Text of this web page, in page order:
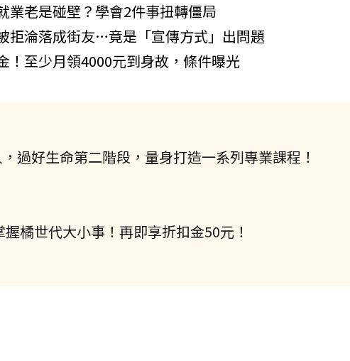
業老是碰壁？學會2件事扭轉僵局
拒淪落成街友…竟是「宣傳方式」出問題
！至少月領4000元到身故，條件曝光
過好生命第二階段，量身打造一系列專業課程！
橘世代大小事！再即享折扣金50元！